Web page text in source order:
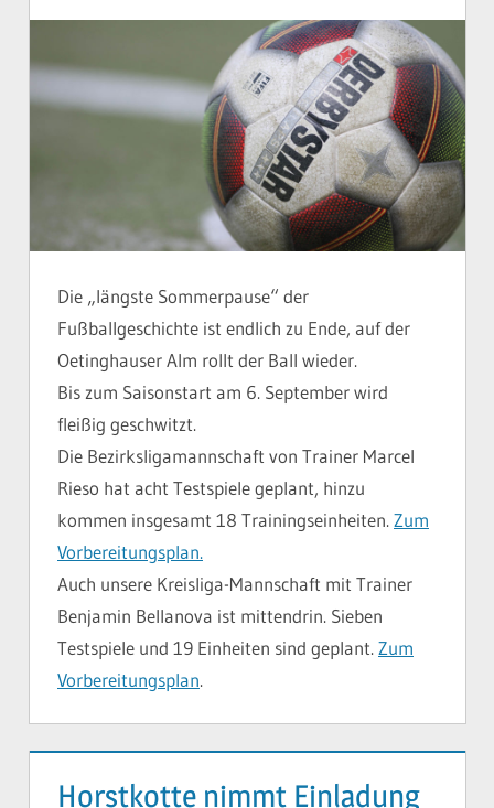
Die „längste Sommerpause“ der
Fußballgeschichte ist endlich zu Ende, auf der
Oetinghauser Alm rollt der Ball wieder.
Bis zum Saisonstart am 6. September wird
fleißig geschwitzt.
Die Bezirksligamannschaft von Trainer Marcel
Rieso hat acht Testspiele geplant, hinzu
kommen insgesamt 18 Trainingseinheiten.Zum
Vorbereitungsplan.
Auch unsere Kreisliga-Mannschaft mit Trainer
Benjamin Bellanova ist mittendrin. Sieben
Testspiele und 19 Einheiten sind geplant.Zum
Vorbereitungsplan.
Horstkotte nimmt Einladung